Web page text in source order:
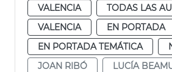
VALENCIA
TODAS LAS
VALENCIA
EN PORTADA
EN PORTADA TEMÁTICA
JOAN RIBÓ
LUCÍA